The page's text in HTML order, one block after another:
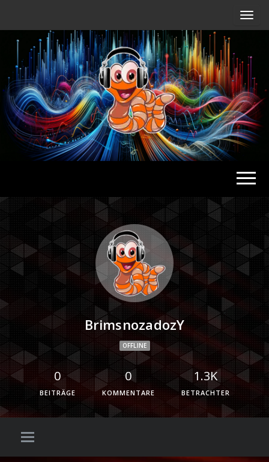
Radio
BrimsnozadozY
OFFLINE
0
BEITRÄGE
0
KOMMENTARE
1.3K
BETRACHTER